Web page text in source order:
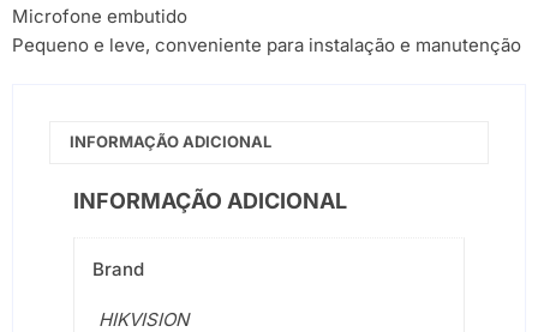
Microfone embutido
Pequeno e leve, conveniente para instalação e manutenção
INFORMAÇÃO ADICIONAL
INFORMAÇÃO ADICIONAL
Brand
HIKVISION